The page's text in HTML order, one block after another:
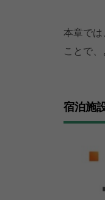
本章では
ことで
宿泊施